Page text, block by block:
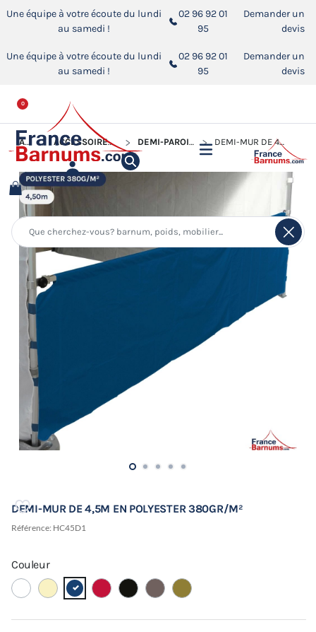
Une équipe à votre écoute du lundi
au samedi !
02 96 92 01
95
Demander un
devis
Une équipe à votre écoute du lundi
au samedi !
02 96 92 01
95
Demander un
devis
0
ACCUEIL ACCESSOIRES POUR BARNUMS PLIANTS DEMI-PAROIS POUR BARNUM PLIANT DEMI-MUR DE 4,5M EN POLYESTER 380GR/M²
DEMI-MUR DE 4,5M EN POLYESTER 380GR/M²
Référence: HC45D1
Couleur